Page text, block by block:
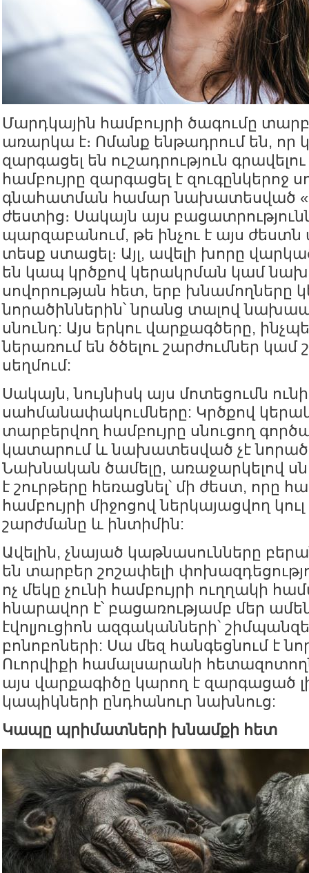
Մարդկային համբույրի ծագումը
առարկա է։ Ոմանք ենթադրում են, որ
զարգացել են ուշադրություն
համբույրը զարգացել է զուգընկերոջ
գնահատման համար նախատեսված
ժեստից։ Սակայն այս
պարզաբանում, թե ինչու է այս ժեստն
տեսք ստացել։ Այլ, ավելի խորը
են կապ կրծքով կերակրման կամ
սովորության հետ, երբ խնամողները
նորածիններին՝ նրանց տալով
սնունդ: Այս երկու վարքագծերը,
ներառում են ծծելու շարժումներ կամ
սեղմում:
Սակայն, նույնիսկ այս մոտեցումն
սահմանափակումները: Կրծքով
տարբերվող համբույրը սնուցող
կատարում և նախատեսված չէ
Նախնական ծամելը, առաջարկելով
է շուրթերը հեռացնել՝ մի ժեստ, որը
համբույրի միջոցով ներկայացվող
շարժմանը և ինտիմին:
Ավելին, չնայած կաթնասունները
են տարբեր շոշափելի
ոչ մեկը չունի համբույրի ուղղակի
հնարավոր է՝ բացառությամբ մեր
էվոլյուցիոն ազգականների՝
բոնոբոների: Սա մեզ հանգեցնում է
Ուորվիքի համալսարանի
այս վարքագիծը կարող է զարգացած
կապիկների ընդհանուր նախնուց:
Կապը պրիմատների խնամքի հետ